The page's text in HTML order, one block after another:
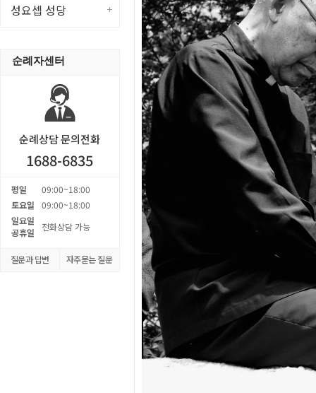
성요셉 성당
순례자센터
순례상담 문의전화
1688-6835
평일
09:00~18:00
토요일
09:00~18:00
일요일
공휴일
전화상담 가능
질문과 답변 자주묻는 질문